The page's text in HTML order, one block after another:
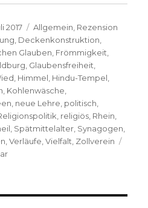
2017 Kategorien
Allgemein Rezension
Deckenkonstruktion
Glauben Frömmigkeit
Glaubensfreiheit
Himmel Hindu-Tempel
Kohlenwäsche
neue Lehre politisch
religiös Rhein
Spätmittelalter Synagogen
,Verläufe ,Vielfalt Zollverein
zu